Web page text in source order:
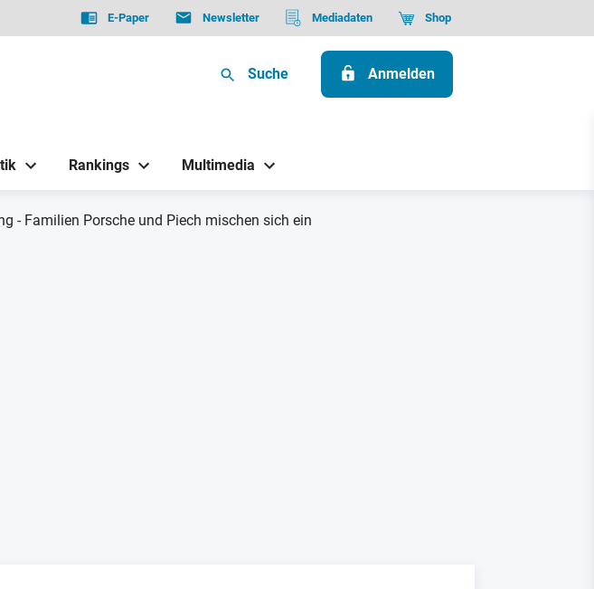
E-Paper Newsletter Mediadaten Shop
Suche Anmelden
Rankings Multimedia
- Familien Porsche und Piech mischen sich ein